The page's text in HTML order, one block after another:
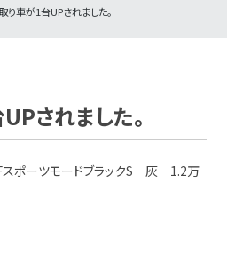
り車が1台UPされました。
されました。
ポーツモードブラックS 灰 1.2万